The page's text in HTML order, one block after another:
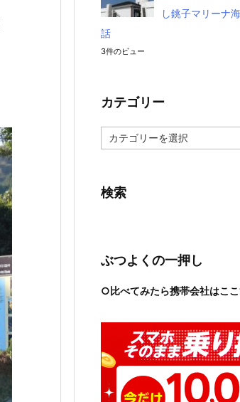
し銚子マリーナ
話
3件のビュー
カテゴリー
テ
ー
検索
ぶつよくの一押し
○比べてみたら携帯会社はここ